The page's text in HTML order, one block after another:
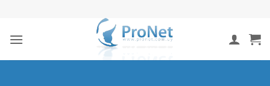
contenido